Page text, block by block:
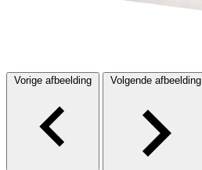
Vorige afbeelding Volgende afbeelding